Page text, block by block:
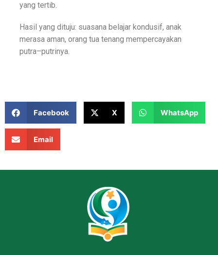
yang tertib.
Hasil yang dituju: suasana belajar kondusif, anak
merasa aman, orang tua tenang mempercayakan
putra–putrinya.
Facebook X WhatsApp
Email